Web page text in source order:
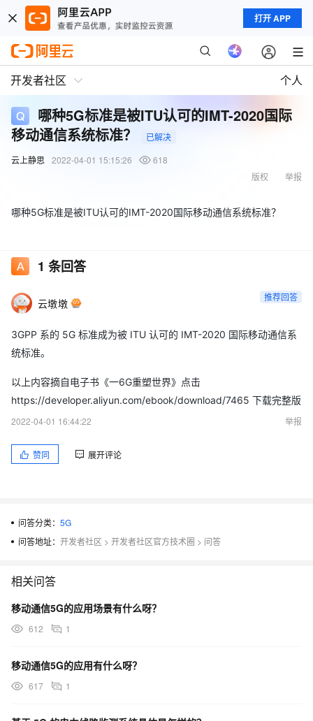
打开 APP
开发者社区 个人
哪种5G标准是被ITU认可的IMT-2020国际
移动通信系统标准？
已解决
云上静思
2022-04-01 15:15:26
618
举报
版权
哪种5G标准是被ITU认可的IMT-2020国际移动通信系统标准？
1 条回答
云墩墩 推荐回答
3GPP 系的 5G 标准成为被 ITU 认可的 IMT-2020 国际移动通信系
统标准。
以上内容摘自电子书《一6G重塑世界》点击
https://developer.aliyun.com/ebook/download/7465 下载完整版
2022-04-01 16:44:22
举报
赞同 展开评论
问答分类： 5G
问答地址： 开发者社区 > 开发者社区官方技术圈 > 问答
相关问答
移动通信5G的应用场景有什么呀？
612 1
移动通信5G的应用有什么呀？
617 1